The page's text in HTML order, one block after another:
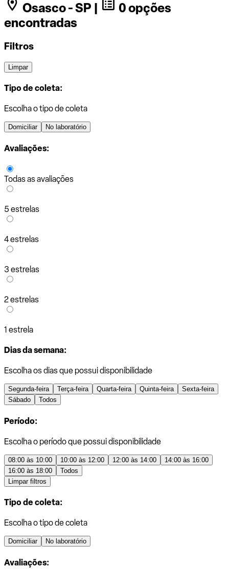
Osasco - SP |
0 opções
encontradas
Filtros
Limpar
Tipo de coleta:
Escolha o tipo de coleta
Domiciliar No laboratório
Avaliações:
Todas as avaliações
5 estrelas
4 estrelas
3 estrelas
2 estrelas
1 estrela
Dias da semana:
Escolha os dias que possui disponibilidade
Segunda-feira Terça-feira Quarta-feira Quinta-feira
Sexta-feira
Sábado
Todos
Período:
Escolha o período que possui disponibilidade
08:00 às 10:00 10:00 às 12:00 12:00 às 14:00
14:00 às 16:00
16:00 às 18:00
Todos
Limpar filtros
Tipo de coleta:
Escolha o tipo de coleta
Domiciliar No laboratório
Avaliações: